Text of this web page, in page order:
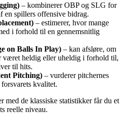
– kombinerer OBP og SLG for
en spillers offensive bidrag.
– estimerer, hvor mange
i forhold til en gennemsnitlig
on Balls In Play) – kan afsløre, om
været heldig eller uheldig i forhold til,
til hits.
Pitching) – vurderer pitchernes
kvalitet.
med de klassiske statistikker får du et
reelle niveau.